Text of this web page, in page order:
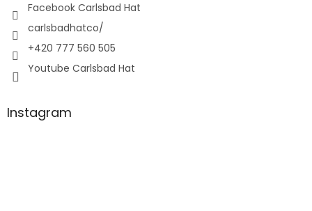
Facebook Carlsbad Hat
carlsbadhatco/
+420 777 560 505
Youtube Carlsbad Hat
Instagram